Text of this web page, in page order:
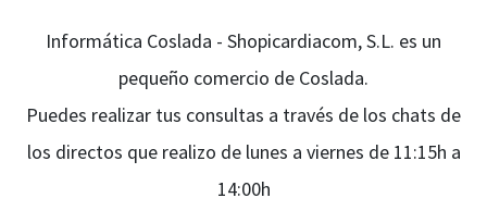
Informática Coslada - Shopicardiacom, S.L. es un
pequeño comercio de Coslada.
Puedes realizar tus consultas a través de los chats de
los directos que realizo de lunes a viernes de 11:15h a
14:00h